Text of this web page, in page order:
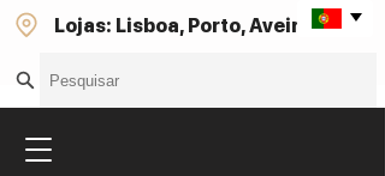
Lojas: Lisboa, Porto, Aveiro